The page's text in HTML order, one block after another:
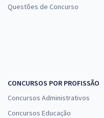
Questões de Concurso
CONCURSOS POR PROFISSÃO
Concursos Administrativos
Concursos Educação